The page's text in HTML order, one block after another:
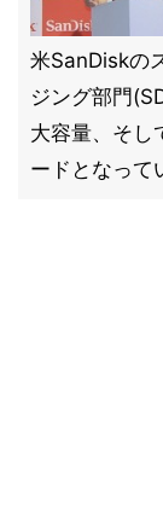
米SanDiskの
ジング部門
大容量、そし
ードとなって